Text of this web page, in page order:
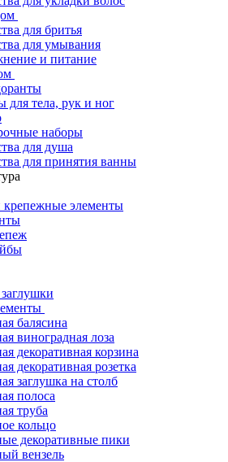
для бритья
для умывания
и питание
для тела, рук и ног
наборы
для душа
для принятия ванны
крепежные элементы
балясина
виноградная лоза
декоративная корзина
декоративная розетка
заглушка на столб
полоса
труба
кольцо
декоративные пики
вензель